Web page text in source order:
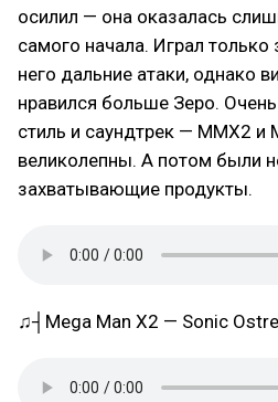
осилил — она оказалась
самого начала. Играл только
него дальние атаки, однако
нравился больше Зеро.
стиль и саундтрек — MMX2 и
великолепны. А потом были
захватывающие продукты.
♫┤Mega Man X2 — Sonic